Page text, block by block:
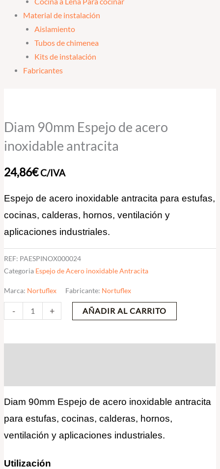
Material de instalación
Aislamiento
Tubos de chimenea
Kits de instalación
Fabricantes
Diam 90mm Espejo de acero
inoxidable antracita
24,86€C/IVA
Espejo de acero inoxidable antracita para estufas,
cocinas, calderas, hornos, ventilación y
aplicaciones industriales.
REF: PAESPINOX000024
Categoria Espejo de Acero inoxidable Antracita
Marca: Nortuflex Fabricante: Nortuflex
-
Espejo
acero
antracita
+ AÑADIR AL CARRITO
Diam 90mm Espejo de acero inoxidable antracita
para estufas, cocinas, calderas, hornos,
ventilación y aplicaciones industriales.
Utilización